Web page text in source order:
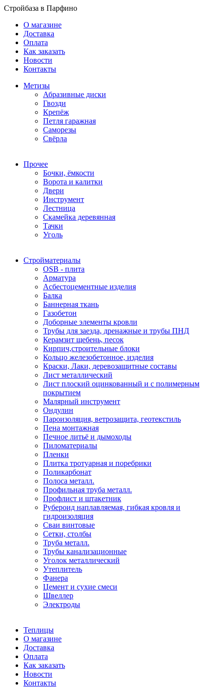
Стройбаза в Парфино
О магазине
Доставка
Оплата
Как заказать
Новости
Контакты
Метизы
Абразивные диски
Гвозди
Крепёж
Петля гаражная
Саморезы
Свёрла
Прочее
Бочки, ёмкости
Ворота и калитки
Двери
Инструмент
Лестница
Скамейка деревянная
Тачки
Уголь
Стройматериалы
OSB - плита
Арматура
Асбестоцементные изделия
Балка
Баннерная ткань
Газобетон
Доборные элементы кровли
Трубы для заезда, дренажные и трубы ПНД
Керамзит щебень, песок
Кирпич,строительные блоки
Кольцо железобетонное, изделия
Краски, Лаки, деревозащитные составы
Лист металлический
Лист плоский оцинкованный и с полимерным
покрытием
Малярный инструмент
Ондулин
Пароизоляция, ветрозащита, геотекстиль
Пена монтажная
Печное литьё и дымоходы
Пиломатериалы
Пленки
Плитка тротуарная и поребрики
Поликарбонат
Полоса металл.
Профильная труба металл.
Профлист и штакетник
Рубероид наплавляемая, гибкая кровля и
гидроизоляция
Сваи винтовые
Сетки, столбы
Труба металл.
Трубы канализационные
Уголок металлический
Утеплитель
Фанера
Цемент и сухие смеси
Швеллер
Электроды
Теплицы
О магазине
Доставка
Оплата
Как заказать
Новости
Контакты